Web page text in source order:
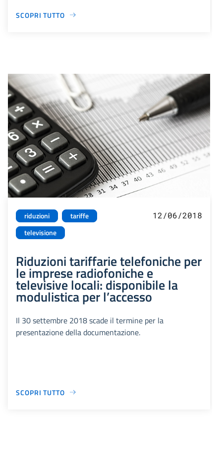
SCOPRI TUTTO
riduzioni
tariffe
televisione
12/06/2018
Riduzioni tariffarie telefoniche per
le imprese radiofoniche e
televisive locali: disponibile la
modulistica per l’accesso
Il 30 settembre 2018 scade il termine per la
presentazione della documentazione.
SCOPRI TUTTO